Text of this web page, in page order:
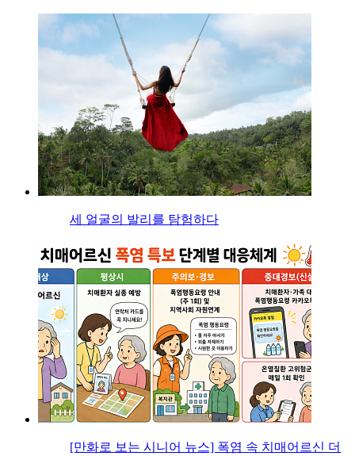
세 얼굴의 발리를 탐험하다
[만화로 보는 시니어 뉴스] 폭염 속 치매어르신 더